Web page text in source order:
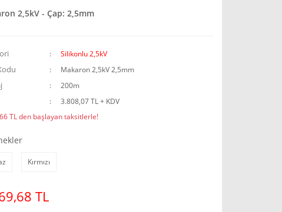
2,5kV - Çap: 2,5mm
Silikonlu 2,5kV
Makaron 2,5kV 2,5mm
200m
3.808,07 TL + KDV
TL den başlayan taksitlerle!
Kırmızı
TL